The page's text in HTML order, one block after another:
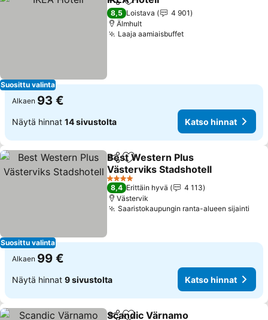
Suosittu valinta
Jaa Lisää suosikkeihin
8,5 Loistava
4 901
Älmhult
Laaja aamiaisbuffetKatso hinnat
Alkaen 93 €
Näytä hinnat 14 sivustolta Katso hinnat
Suosittu valinta
Jaa Lisää suosikkeihin
Best Western Plus
Västerviks Stadshotell
Katso hinnat
4 Tähtiluokitus
8,4 Erittäin hyvä
4 113
Västervik
Saaristokaupungin ranta-alueen sijainti
Alkaen 99 €
Näytä hinnat 9 sivustolta Katso hinnat
Scandic Värnamo